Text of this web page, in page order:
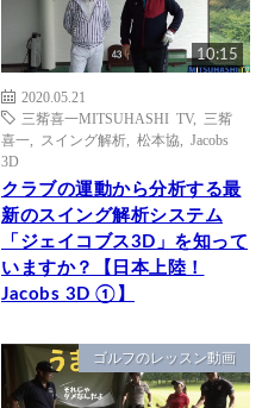
10:15
2020.05.21
三觜喜一MITSUHASHI TV, 三觜
喜一
スイング解析 松本協
Jacobs
3D
クラブの運動から分析する最
新のスイング解析システム
「ジェイコブス3D」を知って
いますか？【日本上陸！
Jacobs 3D ①】
ゴルフのレッスン動画